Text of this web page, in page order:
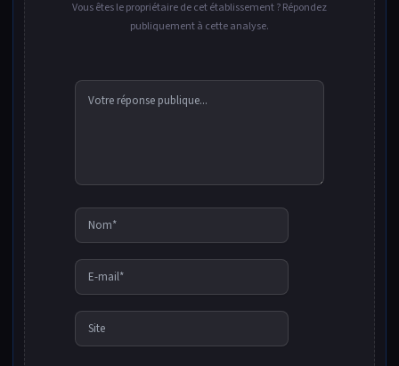
Vous êtes le propriétaire de cet établissement ? Répondez
publiquement à cette analyse.
Nom*
E-
mail*
Site